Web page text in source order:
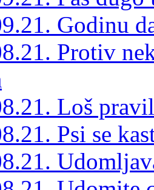
Godinu
Protiv
Loš
Psi se